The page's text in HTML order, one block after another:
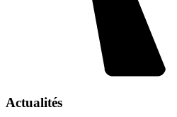
Actualités